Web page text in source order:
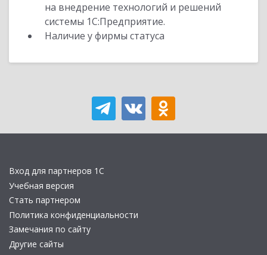
на внедрение технологий и решений
системы 1С:Предприятие.
Наличие у фирмы статуса
Вход для партнеров 1С
Учебная версия
Стать партнером
Политика конфиденциальности
Замечания по сайту
Другие сайты